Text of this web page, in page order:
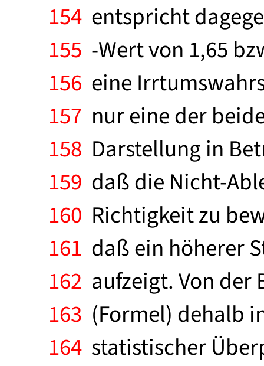
154 entspricht
155 -Wert von 1,65
156 eine
157 nur eine der
158 Darstellung in
159 daß die Nicht-
160 Richtigkeit zu
161 daß ein höherer
162 aufzeigt. Von der
163 (Formel) dehalb
164 statistischer